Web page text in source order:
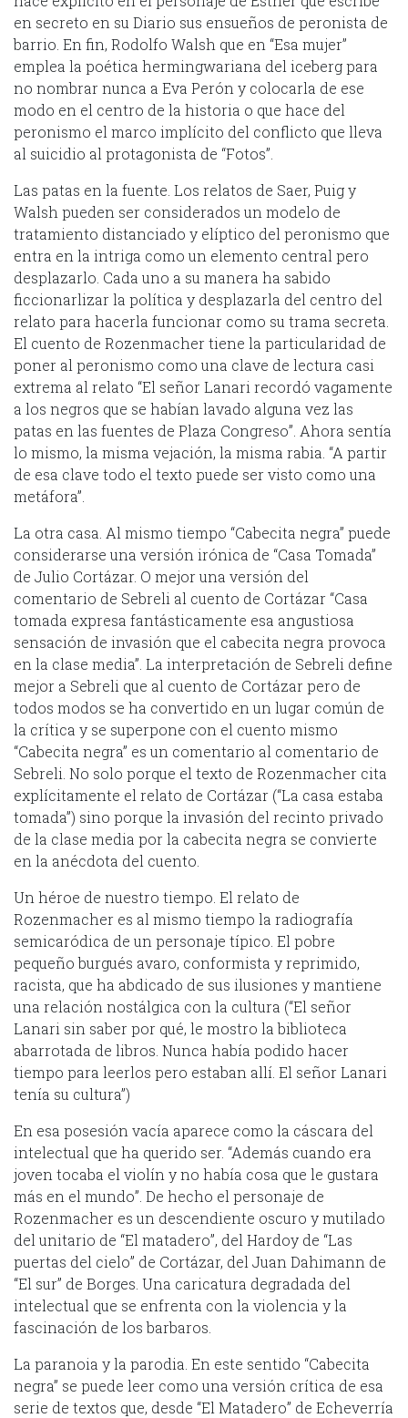
en secreto en su Diario sus ensueños de peronista de
barrio. En fin, Rodolfo Walsh que en “Esa mujer”
emplea la poética hermingwariana del iceberg para
no nombrar nunca a Eva Perón y colocarla de ese
modo en el centro de la historia o que hace del
peronismo el marco implícito del conflicto que lleva
al suicidio al protagonista de “Fotos”.
Las patas en la fuente. Los relatos de Saer, Puig y
Walsh pueden ser considerados un modelo de
tratamiento distanciado y elíptico del peronismo que
entra en la intriga como un elemento central pero
desplazarlo. Cada uno a su manera ha sabido
ficcionarlizar la política y desplazarla del centro del
relato para hacerla funcionar como su trama secreta.
El cuento de Rozenmacher tiene la particularidad de
poner al peronismo como una clave de lectura casi
extrema al relato “El señor Lanari recordó vagamente
a los negros que se habían lavado alguna vez las
patas en las fuentes de Plaza Congreso”. Ahora sentía
lo mismo, la misma vejación, la misma rabia. “A partir
de esa clave todo el texto puede ser visto como una
metáfora”.
La otra casa. Al mismo tiempo “Cabecita negra” puede
considerarse una versión irónica de “Casa Tomada”
de Julio Cortázar. O mejor una versión del
comentario de Sebreli al cuento de Cortázar “Casa
tomada expresa fantásticamente esa angustiosa
sensación de invasión que el cabecita negra provoca
en la clase media”. La interpretación de Sebreli define
mejor a Sebreli que al cuento de Cortázar pero de
todos modos se ha convertido en un lugar común de
la crítica y se superpone con el cuento mismo
“Cabecita negra” es un comentario al comentario de
Sebreli. No solo porque el texto de Rozenmacher cita
explícitamente el relato de Cortázar (“La casa estaba
tomada”) sino porque la invasión del recinto privado
de la clase media por la cabecita negra se convierte
en la anécdota del cuento.
Un héroe de nuestro tiempo. El relato de
Rozenmacher es al mismo tiempo la radiografía
semicaródica de un personaje típico. El pobre
pequeño burgués avaro, conformista y reprimido,
racista, que ha abdicado de sus ilusiones y mantiene
una relación nostálgica con la cultura (“El señor
Lanari sin saber por qué, le mostro la biblioteca
abarrotada de libros. Nunca había podido hacer
tiempo para leerlos pero estaban allí. El señor Lanari
tenía su cultura”)
En esa posesión vacía aparece como la cáscara del
intelectual que ha querido ser. “Además cuando era
joven tocaba el violín y no había cosa que le gustara
más en el mundo”. De hecho el personaje de
Rozenmacher es un descendiente oscuro y mutilado
del unitario de “El matadero”, del Hardoy de “Las
puertas del cielo” de Cortázar, del Juan Dahimann de
“El sur” de Borges. Una caricatura degradada del
intelectual que se enfrenta con la violencia y la
fascinación de los barbaros.
La paranoia y la parodia. En este sentido “Cabecita
negra” se puede leer como una versión crítica de esa
serie de textos que, desde “El Matadero” de Echeverría